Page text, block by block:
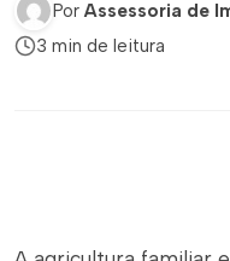
Por Assessoria de
3 min de leitura